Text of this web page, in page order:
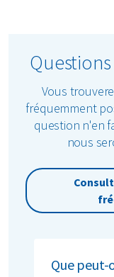
Vous
fréquemment
question n'en
nous
Que